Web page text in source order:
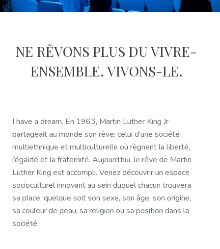
NE RÊVONS PLUS DU VIVRE-
ENSEMBLE. VIVONS-LE.
I have a dream. En 1963, Martin Luther King Jr
partageait au monde son rêve: celui d’une société
multiethnique et multiculturelle où règnent la liberté,
l’égalité et la fraternité. Aujourd’hui, le rêve de Martin
Luther King est accompli. Venez découvrir un espace
socioculturel innovant au sein duquel chacun trouvera
sa place, quelque soit son sexe, son âge, son origine,
sa couleur de peau, sa religion ou sa position dans la
société.